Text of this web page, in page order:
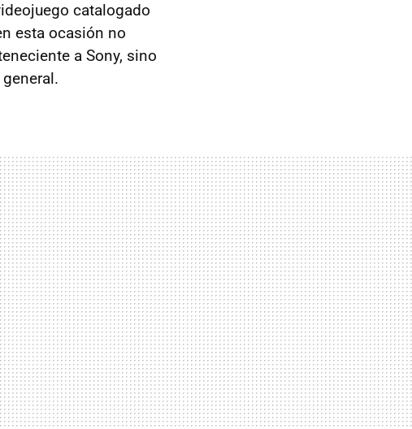
catalogado
esta ocasión no
a Sony, sino